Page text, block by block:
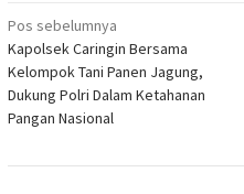
Navigasi
pos
Pos sebelumnya
Kapolsek Caringin Bersama
Kelompok Tani Panen Jagung,
Dukung Polri Dalam Ketahanan
Pangan Nasional